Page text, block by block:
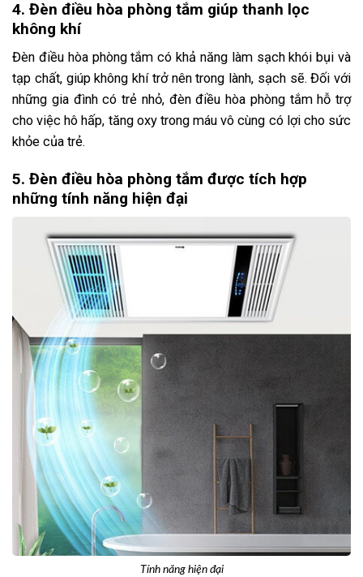
4. Đèn điều hòa phòng tắm giúp thanh lọc
không khí
Đèn điều hòa phòng tắm có khả năng làm sạch khói bụi và
tạp chất, giúp không khí trở nên trong lành, sạch sẽ. Đối với
những gia đình có trẻ nhỏ, đèn điều hòa phòng tắm hỗ trợ
cho việc hô hấp, tăng oxy trong máu vô cùng có lợi cho sức
khỏe của trẻ.
5. Đèn điều hòa phòng tắm được tích hợp
những tính năng hiện đại
Tính năng hiện đại